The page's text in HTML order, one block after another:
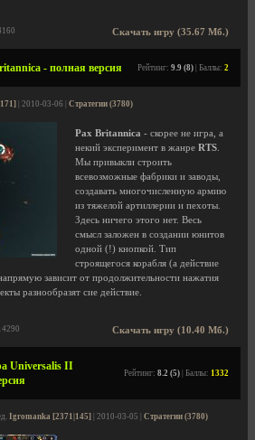
Скачать игру (35.67 Мб.)
- полная версия Рейтинг: 9.9 (8) | Баллы: 2
| 2010-03-06 | Стратегии (3780)
Pax Britannica - скорее не игра, а
некий эксперимент в жанре RTS
Мы привыкли строить
всевозможные фабрики и заводы,
создавать многочисленную армию
из тяжелой артиллерии и пехоты.
Здесь ничего этого нет. Весь
смысл заложен в создании юнитов
одной (!) кнопкой. Тип
строящегося корабля (а действие
зависит от продолжительности нажатия
разнообразят сие действие.
Скачать игру (10.40 Мб.)
Universalis II
Рейтинг: 8.2 (5) | Баллы: 1332
Igromanka [2371|145] | 2010-03-05 | Стратегии (3780)